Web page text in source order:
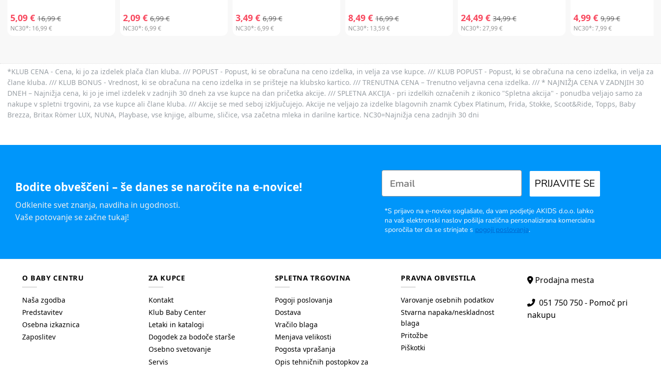
5,09 € 16,99 €
NC30*: 16,99 €
2,09 € 6,99 €
NC30*:6,99 €
3,49 € 6,99 €
NC30*:6,99 €
8,49 € 16,99 €
NC30*: 13,59 €
24,49 € 34,99 €
NC30*:27,99 €
4,99 € 9,99 €
NC30*:7,99 €
*KLUB CENA - Cena, ki jo za izdelek plača član kluba. /// POPUST - Popust, ki se obračuna na ceno izdelka, in velja za vse kupce. /// KLUB POPUST - Popust, ki se obračuna na ceno izdelka, in velja za
člane kluba. /// KLUB BONUS - Vrednost, ki se obračuna na ceno izdelka in se prišteje na klubsko kartico. /// TRENUTNA CENA – Trenutno veljavna cena izdelka. /// * NAJNIŽJA CENA V ZADNJIH 30
DNEH – Najnižja cena, ki jo je imel izdelek v zadnjih 30 dneh za vse kupce na dan pričetka akcije. /// SPLETNA AKCIJA - pri izdelkih označenih z ikonico "Spletna akcija" - ponudba veljajo samo za
nakupe v spletni trgovini, za vse kupce ali člane kluba. /// Akcije se med seboj izključujejo. Akcije ne veljajo za izdelke blagovnih znamk Cybex Platinum, Frida, Stokke, Scoot&Ride, Topps, Baby
Brezza, Britax Römer LUX, NUNA, Playbase, vse knjige, albume, sličice, vsa začetna mleka in darilne kartice. NC30=Najnižja cena zadnjih 30 dni
Bodite obveščeni – še danes se naročite na e-novice!
Odklenite svet znanja, navdiha in ugodnosti.
Vaše potovanje se začne tukaj!
PRIJAVITE SE
*S prijavo na e-novice soglašate, da vam podjetje AKIDS d.o.o. lahko
na vaš elektronski naslov pošilja različna personalizirana komercialna
sporočila ter da se strinjate s pogoji poslovanja.
O BABY CENTRU
Naša zgodba
Predstavitev
Osebna izkaznica
Zaposlitev
ZA KUPCE
Kontakt
Klub Baby Center
Letaki in katalogi
Dogodek za bodoče starše
Osebno svetovanje
Servis
SPLETNA TRGOVINA
Pogoji poslovanja
Dostava
Vračilo blaga
Menjava velikosti
Pogosta vprašanja
Opis tehničnih postopkov za
PRAVNA OBVESTILA
Varovanje osebnih podatkov
Stvarna napaka/neskladnost
blaga
Pritožbe
Piškotki
Prodajna mesta
051 750 750 - Pomoč pri
nakupu